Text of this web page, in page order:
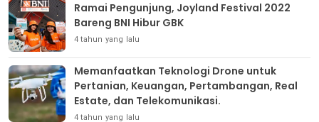
Ramai Pengunjung, Joyland Festival 2022
Bareng BNI Hibur GBK
4 tahun yang lalu
Memanfaatkan Teknologi Drone untuk
Pertanian, Keuangan, Pertambangan, Real
Estate, dan Telekomunikasi.
4 tahun yang lalu